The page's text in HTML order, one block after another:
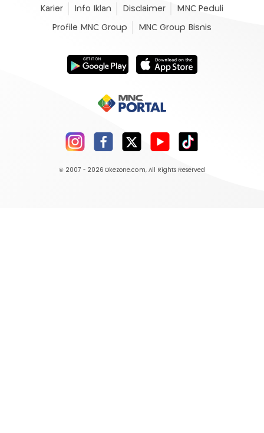
Karier Info Iklan Disclaimer MNC Peduli
Profile MNC Group MNC Group Bisnis
© 2007 - 2026 Okezone.com, All Rights Reserved